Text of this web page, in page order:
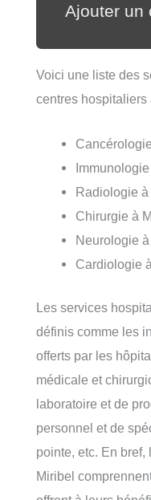
Ajouter un
Voici une liste des
centres hospitaliers
Radiologie à
Chirurgie à
Neurologie
Cardiologie
Les services
définis comme les
offerts par les
médicale et
laboratoire et de
personnel et de
pointe, etc. En
Miribel